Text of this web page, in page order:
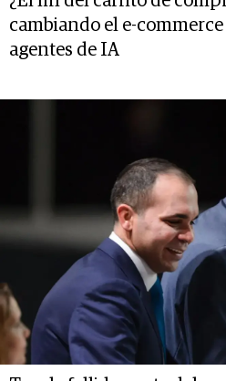
cambiando el e-commerce
agentes de IA